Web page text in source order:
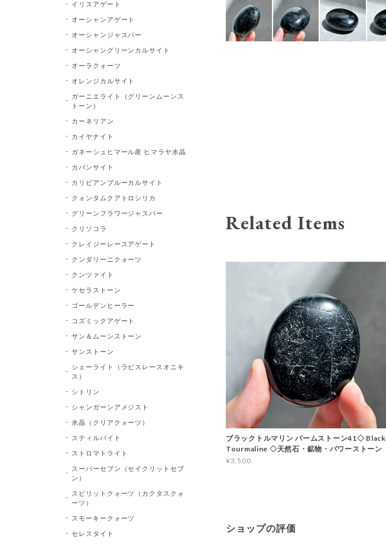
Related Items
ブラックトルマリン パームストーン41◇ Black
Tourmaline ◇天然石・鉱物・パワーストーン
¥3,500
ショップの評価
イリスアゲート
オーシャンアゲート
オーシャンジャスパー
オーシャングリーンカルサイト
オーラクォーツ
オレンジカルサイト
ガーニエライト（グリーンムーンス
トーン）
カーネリアン
カイヤナイト
ガネーシュヒマール産 ヒマラヤ水晶
カバンサイト
カリビアンブルーカルサイト
クォンタムクアトロシリカ
グリーンフラワージャスパー
クリソコラ
クレイジーレースアゲート
クンダリーニクォーツ
クンツァイト
ケセラストーン
ゴールデンヒーラー
コズミックアゲート
サン＆ムーンストーン
サンストーン
シェーライト（ラピスレースオニキ
ス）
シトリン
シャンガーンアメジスト
水晶（クリアクォーツ）
スティルバイト
ストロマトライト
スーパーセブン（セイクリットセブ
ン）
スピリットクォーツ（カクタスクォ
ーツ）
スモーキークォーツ
セレスタイト